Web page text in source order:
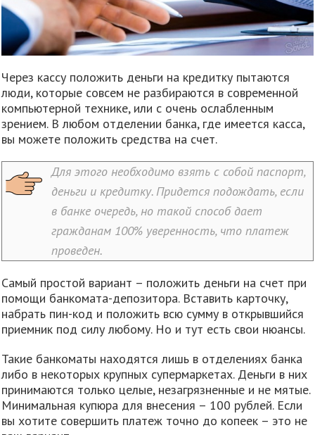
Через кассу положить деньги на кредитку пытаются
люди, которые совсем не разбираются в современной
компьютерной технике, или с очень ослабленным
зрением. В любом отделении банка, где имеется касса,
вы можете положить средства на счет.
Для этого необходимо взять с собой паспорт,
деньги и кредитку. Придется подождать, если
в банке очередь, но такой способ дает
гражданам 100% уверенность, что платеж
проведен.
Самый простой вариант – положить деньги на счет при
помощи банкомата-депозитора. Вставить карточку,
набрать пин-код и положить всю сумму в открывшийся
приемник под силу любому. Но и тут есть свои нюансы.
Такие банкоматы находятся лишь в отделениях банка
либо в некоторых крупных супермаркетах. Деньги в них
принимаются только целые, незагрязненные и не мятые.
Минимальная купюра для внесения – 100 рублей. Если
вы хотите совершить платеж точно до копеек – это не